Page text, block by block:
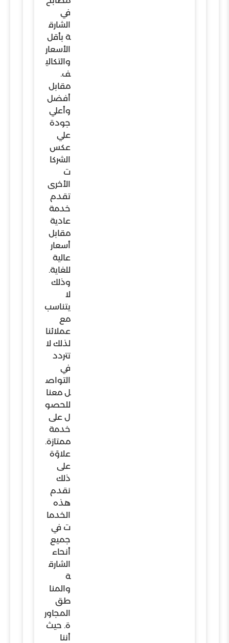
في
الشارق
ة بأقل
الأسعار
والتكالي
ف.
مقابل
أفضل
وأعلي
جودة
علي
عكس
الشركا
ت
الأخرى
تقدم
خدمة
عادية
مقابل
أسعار
عالية
للغاية.
وذلك
لا
يتناسب
مع
عملائنا
لذلك لا
تتردد
في
التواص
ل معنا
للحصو
ل على
خدمة
ممتازة.
علاوًة
على
ذلك
نقدم
هذه
الخدما
ت في
جميع
أنحاء
الشارق
ة
والمنا
طق
المجاور
ة. حيث
أننا